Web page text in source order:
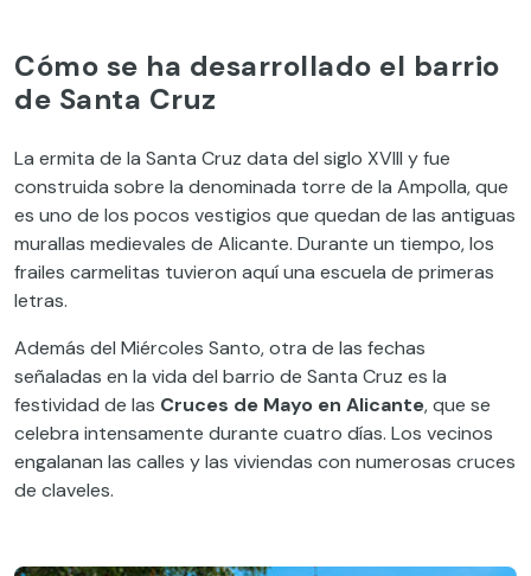
Cómo se ha desarrollado el barrio
de Santa Cruz
La ermita de la Santa Cruz data del siglo XVIII y fue
construida sobre la denominada torre de la Ampolla, que
es uno de los pocos vestigios que quedan de las antiguas
murallas medievales de Alicante. Durante un tiempo, los
frailes carmelitas tuvieron aquí una escuela de primeras
letras.
Además del Miércoles Santo, otra de las fechas
señaladas en la vida del barrio de Santa Cruz es la
festividad de las Cruces de Mayo en Alicante, que se
celebra intensamente durante cuatro días. Los vecinos
engalanan las calles y las viviendas con numerosas cruces
de claveles.